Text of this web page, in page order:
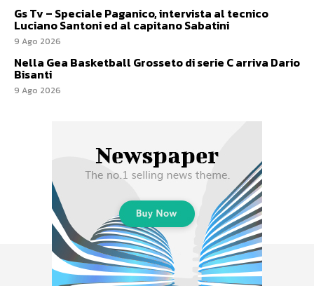
Gs Tv – Speciale Paganico, intervista al tecnico
Luciano Santoni ed al capitano Sabatini
9 Ago 2026
Nella Gea Basketball Grosseto di serie C arriva Dario
Bisanti
9 Ago 2026